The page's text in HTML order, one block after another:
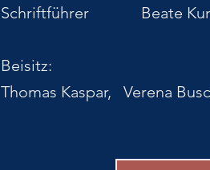
Schriftführer Beate
Beisitz:
Thomas Kaspar, Verena